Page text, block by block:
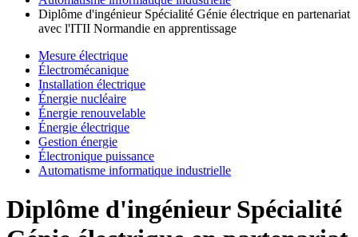
Diplôme d'ingénieur Spécialité Génie électrique en partenariat
avec l'ITII Normandie en apprentissage
Mesure électrique
Électromécanique
Installation électrique
Énergie nucléaire
Énergie renouvelable
Énergie électrique
Gestion énergie
Électronique puissance
Automatisme informatique industrielle
Diplôme d'ingénieur Spécialité